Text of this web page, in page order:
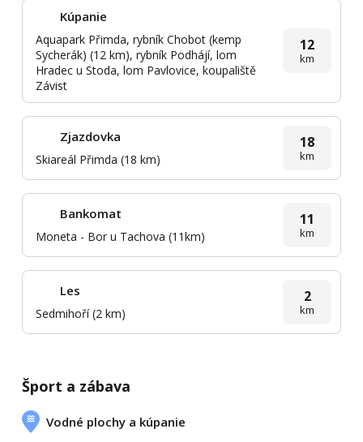
Kúpanie
Aquapark Přimda, rybník Chobot (kemp
Sycherák) (12 km), rybník Podhájí, lom
Hradec u Stoda, lom Pavlovice, koupaliště
Závist
12
km
Zjazdovka
Skiareál Přimda (18 km)
18
km
Bankomat
Moneta - Bor u Tachova (11km)
11
km
Les
Sedmihoří (2 km)
2
km
Šport a zábava
Vodné plochy a kúpanie